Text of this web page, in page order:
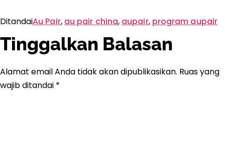
DitandaiAu Pair, au pair china, aupair, program aupair
Tinggalkan Balasan
Alamat email Anda tidak akan dipublikasikan. Ruas yang
wajib ditandai *